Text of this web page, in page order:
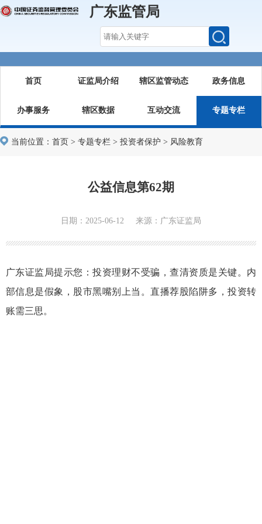
广东监管局
首页 证监局介绍 辖区监管动态 政务信息
办事服务 辖区数据 互动交流 专题专栏
当前位置： 首页 > 专题专栏 > 投资者保护 > 风险教育
公益信息第62期
日期：2025-06-12 来源：广东证监局
广东证监局提示您：投资理财不受骗，查清资质是关键。内
部信息是假象，股市黑嘴别上当。直播荐股陷阱多，投资转
账需三思。